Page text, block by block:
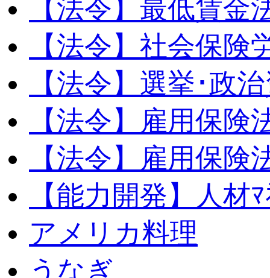
【法令】最低賃金
【法令】社会保険
【法令】選挙･政
【法令】雇用保険
【法令】雇用保険
【能力開発】人材
アメリカ料理
うなぎ